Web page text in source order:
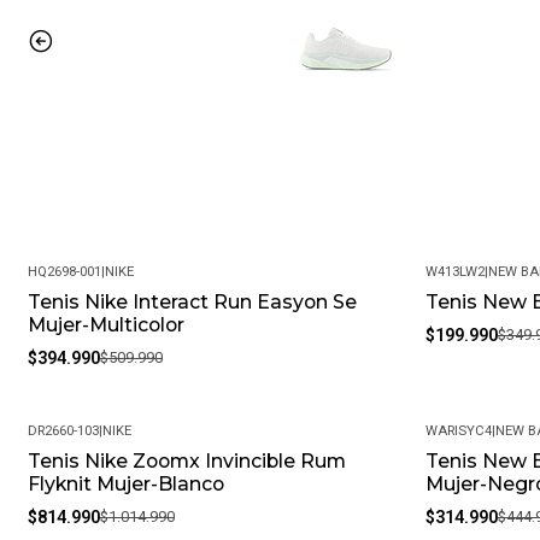
-23%
HQ2698-001 |NIKE
Tenis Nike Interact Run Easyon Se
Mujer-Multicolor
$394.990$509.990
-43%
W413LW2|NEW
Tenis New
$199.990
-20%
DR2660-103|NIKE
Tenis Nike Zoomx Invincible Rum
Flyknit Mujer-Blanco
$814.990$1.014.990
-29%
WARISYC4|NEW
Tenis New
Mujer-
$314.990